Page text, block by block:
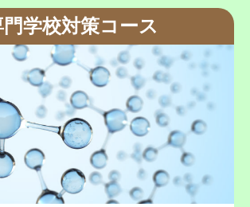
学校対策コース